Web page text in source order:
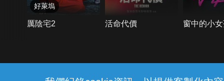
好萊塢
厲陰宅2 活命代價 窗中的小